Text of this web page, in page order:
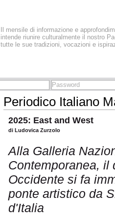
Il mensile di informazione e
intende riunire culturalmente il nostro
tutte le sue tradizioni, vocazioni e
Periodico Italiano
2025: East and West
di Ludovica Zurzolo
Alla Galleria
Contemporanea, il
Occidente si fa
ponte artistico da
d'Italia